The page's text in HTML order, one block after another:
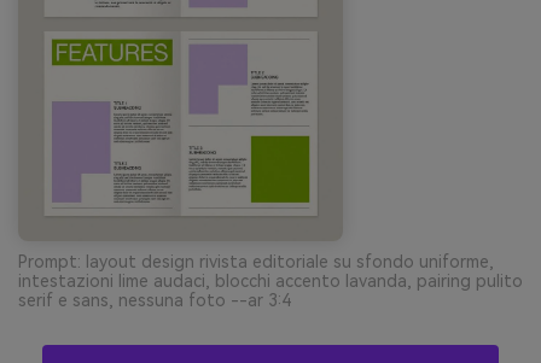
Prompt: layout design rivista editoriale su sfondo uniforme,
intestazioni lime audaci, blocchi accento lavanda, pairing pulito
serif e sans, nessuna foto --ar 3:4